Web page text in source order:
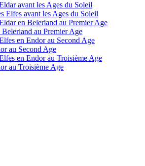
avant les Ages du Soleil
Elfes avant les Ages du Soleil
en Beleriand au Premier Age
au Premier Age
en Endor au Second Age
au Second Age
en Endor au Troisième Age
au Troisième Age